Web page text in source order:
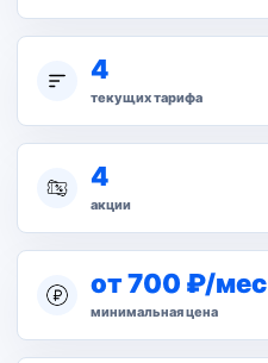
4
текущих тарифа
4
акции
от 700 ₽/мес
минимальная цена